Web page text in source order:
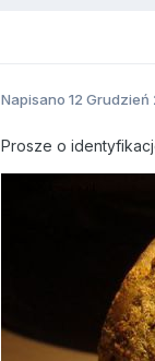
Napisano12 Grudzień
Prosze o